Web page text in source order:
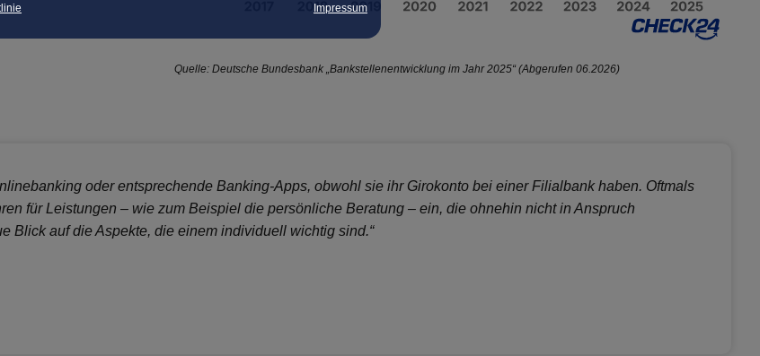
Impressum
Quelle: Deutsche Bundesbank „Bankstellenentwicklung im Jahr 2025“ (Abgerufen 06.2026)
oder entsprechende Banking-Apps, obwohl sie ihr Girokonto bei einer Filialbank haben. Oftmals
für Leistungen – wie zum Beispiel die persönliche Beratung – ein, die ohnehin nicht in Anspruch
Blick auf die Aspekte, die einem individuell wichtig sind.“